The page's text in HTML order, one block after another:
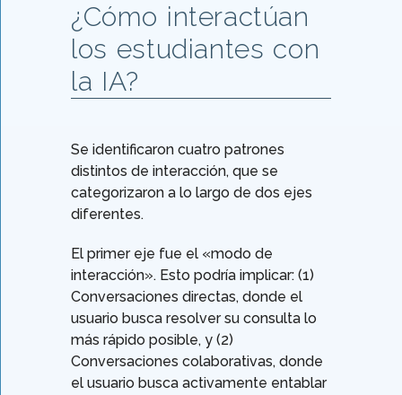
¿Cómo interactúan
los estudiantes con
la IA?
Se identificaron cuatro patrones
distintos de interacción, que se
categorizaron a lo largo de dos ejes
diferentes.
El primer eje fue el «modo de
interacción». Esto podría implicar: (1)
Conversaciones directas, donde el
usuario busca resolver su consulta lo
más rápido posible, y (2)
Conversaciones colaborativas, donde
el usuario busca activamente entablar